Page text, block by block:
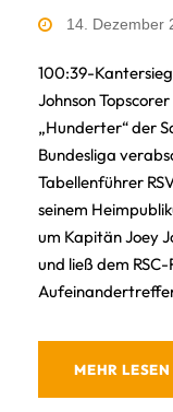
14. Dezember
100:39-Kantersieg
Johnson
„Hunderter“ der
Bundesliga
Tabellenführer
seinem
um Kapitän Joey
und ließ dem
MEHR LESEN